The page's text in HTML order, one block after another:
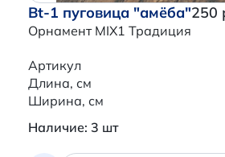
Bt-1 пуговица "амёба"
Орнамент MIX1 Традиция
250
Артикул
Длина, см
Ширина, см
Наличие: 3 шт